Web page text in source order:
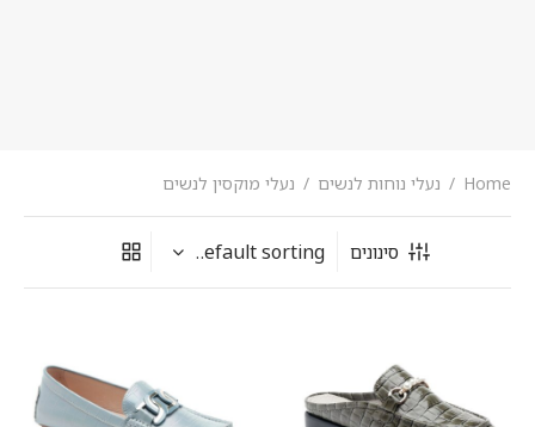
Home
/ נעלי נוחות לנשים / נעלי מוקסין לנשים
סינונים